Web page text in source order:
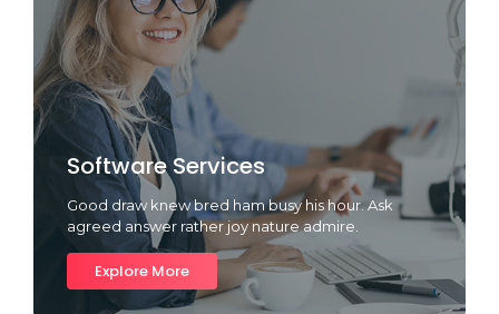
Software Services
Good draw knew bred ham busy his hour. Ask
agreed answer rather joy nature admire.
Explore More